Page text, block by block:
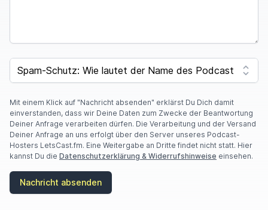
SPAM CAPTCHA
Mit einem Klick auf "Nachricht absenden" erklärst Du Dich damit
einverstanden, dass wir Deine Daten zum Zwecke der Beantwortung
Deiner Anfrage verarbeiten dürfen. Die Verarbeitung und der Versand
Deiner Anfrage an uns erfolgt über den Server unseres Podcast-
Hosters LetsCast.fm. Eine Weitergabe an Dritte findet nicht statt. Hier
kannst Du die Datenschutzerklärung & Widerrufshinweise einsehen.
Nachricht absenden